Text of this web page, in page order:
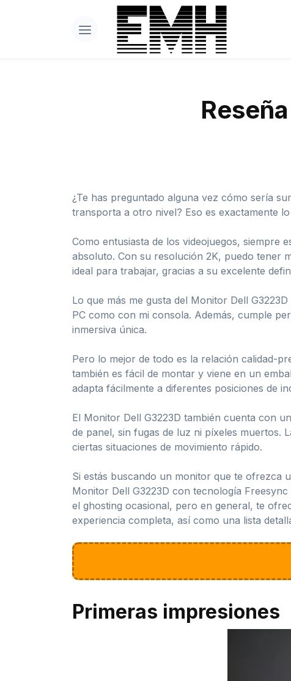
¿Te has preguntado alguna vez cómo sería
transporta a otro nivel? Eso es exactamente
Como entusiasta de los videojuegos, siempre
absoluto. Con su resolución 2K, puedo tener
ideal para trabajar, gracias a su excelente
Lo que más me gusta del Monitor Dell
PC como con mi consola. Además, cumple
inmersiva única.
Pero lo mejor de todo es la relación calidad-
también es fácil de montar y viene en un
adapta fácilmente a diferentes posiciones de
El Monitor Dell G3223D también cuenta con
de panel, sin fugas de luz ni píxeles muertos.
ciertas situaciones de movimiento rápido.
Si estás buscando un monitor que te ofrezca
Monitor Dell G3223D con tecnología
el ghosting ocasional, pero en general, te
experiencia completa, así como una lista
Primeras impresiones